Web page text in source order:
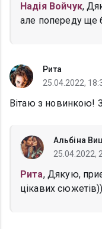
Надія Войчук,
але попереду ще
Рита
25.04.2022,
Вітаю з новинкою!
Альбіна
25.04.2022,
Рита, Дякую,
цікавих